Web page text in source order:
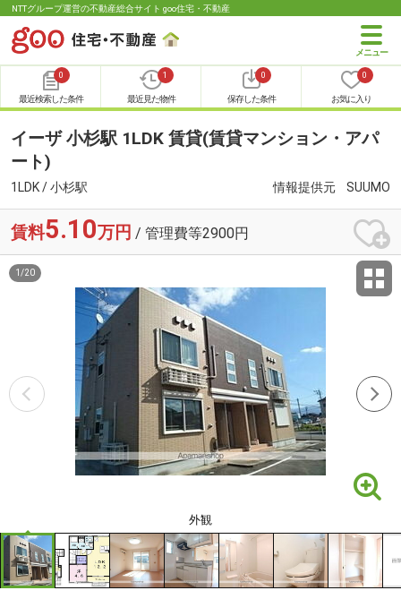
NTTグループ運営の不動産総合サイト goo住宅・不動産
0
最近検索した条件
1
最近見た物件
0
保存した条件
0
お気に入り
イーザ 小杉駅 1LDK 賃貸(賃貸マンション・アパ
ート)
1LDK / 小杉駅 情報提供元 SUUMO
賃料5.10万円 / 管理費等2900円
外観
1 /20